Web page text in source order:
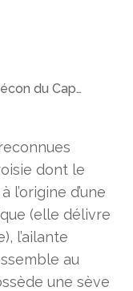
du Cap…
dont le
d’une
(elle délivre
l’ailante
au
une sève